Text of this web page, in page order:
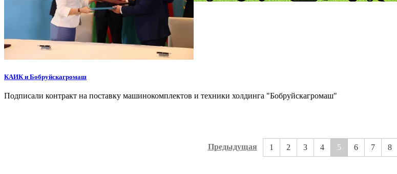
КАИК и Бобруйскагромаш
Подписали контракт на поставку машинокомплектов и техники холдинга "Бобруйскагромаш"
Предыдущая 1 2 3 4 5 6 7 8